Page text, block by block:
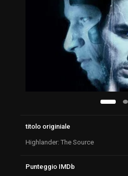
titolo originiale
Highlander: The Source
Punteggio IMDb